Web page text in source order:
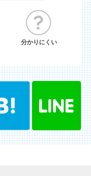
分かりにくい